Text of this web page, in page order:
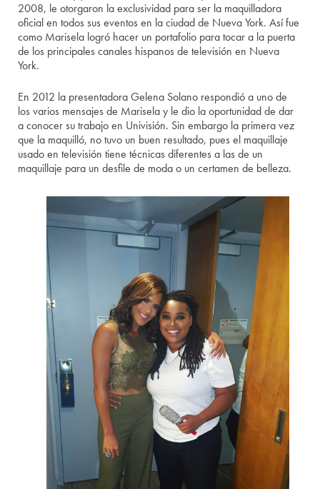
2008, le otorgaron la exclusividad para ser la maquilladora
oficial en todos sus eventos en la ciudad de Nueva York. Así fue
como Marisela logró hacer un portafolio para tocar a la puerta
de los principales canales hispanos de televisión en Nueva
York.
En 2012 la presentadora Gelena Solano respondió a uno de
los varios mensajes de Marisela y le dio la oportunidad de dar
a conocer su trabajo en Univisión. Sin embargo la primera vez
que la maquilló, no tuvo un buen resultado, pues el maquillaje
usado en televisión tiene técnicas diferentes a las de un
maquillaje para un desfile de moda o un certamen de belleza.